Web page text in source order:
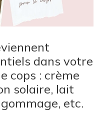
dans votre
cops : crème
solaire, lait
etc.